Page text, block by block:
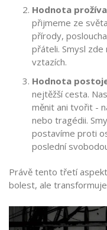
Hodnota
přijmeme ze
přírody,
přáteli. Smysl
vztazích.
Hodnota
nejtěžší cesta.
měnit ani tvořit -
nebo tragédii.
postavíme proti
poslední
Právě tento třetí
bolest, ale